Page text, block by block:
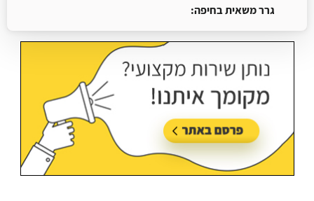
גרר משאית בחיפה:
עודכן בתאריך:25/06/2026, בשעה 13:25